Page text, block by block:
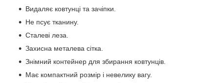
Видаляє ковтунці та зачіпки.
Не псує тканину.
Сталеві леза.
Захисна металева сітка.
Знімний контейнер для збирання ковтунців.
Має компактний розмір і невелику вагу.